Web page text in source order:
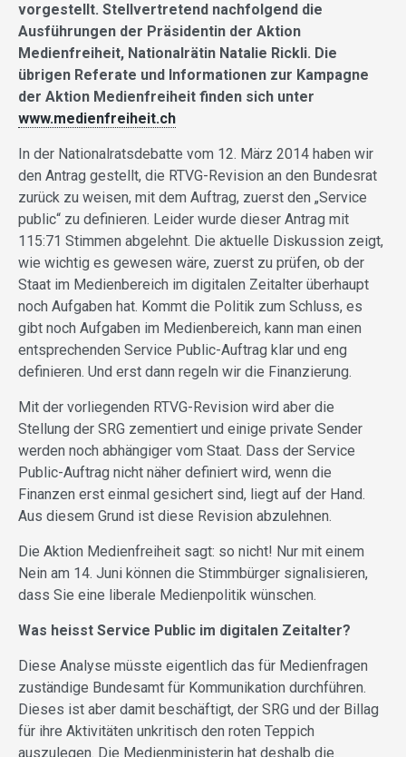
vorgestellt. Stellvertretend nachfolgend die
Ausführungen der Präsidentin der Aktion
Medienfreiheit, Nationalrätin Natalie Rickli. Die
übrigen Referate und Informationen zur Kampagne
der Aktion Medienfreiheit finden sich unter
www.medienfreiheit.ch
In der Nationalratsdebatte vom 12. März 2014 haben wir
den Antrag gestellt, die RTVG-Revision an den Bundesrat
zurück zu weisen, mit dem Auftrag, zuerst den „Service
public“ zu definieren. Leider wurde dieser Antrag mit
115:71 Stimmen abgelehnt. Die aktuelle Diskussion zeigt,
wie wichtig es gewesen wäre, zuerst zu prüfen, ob der
Staat im Medienbereich im digitalen Zeitalter überhaupt
noch Aufgaben hat. Kommt die Politik zum Schluss, es
gibt noch Aufgaben im Medienbereich, kann man einen
entsprechenden Service Public-Auftrag klar und eng
definieren. Und erst dann regeln wir die Finanzierung.
Mit der vorliegenden RTVG-Revision wird aber die
Stellung der SRG zementiert und einige private Sender
werden noch abhängiger vom Staat. Dass der Service
Public-Auftrag nicht näher definiert wird, wenn die
Finanzen erst einmal gesichert sind, liegt auf der Hand.
Aus diesem Grund ist diese Revision abzulehnen.
Die Aktion Medienfreiheit sagt: so nicht! Nur mit einem
Nein am 14. Juni können die Stimmbürger signalisieren,
dass Sie eine liberale Medienpolitik wünschen.
Was heisst Service Public im digitalen Zeitalter?
Diese Analyse müsste eigentlich das für Medienfragen
zuständige Bundesamt für Kommunikation durchführen.
Dieses ist aber damit beschäftigt, der SRG und der Billag
für ihre Aktivitäten unkritisch den roten Teppich
auszulegen. Die Medienministerin hat deshalb die